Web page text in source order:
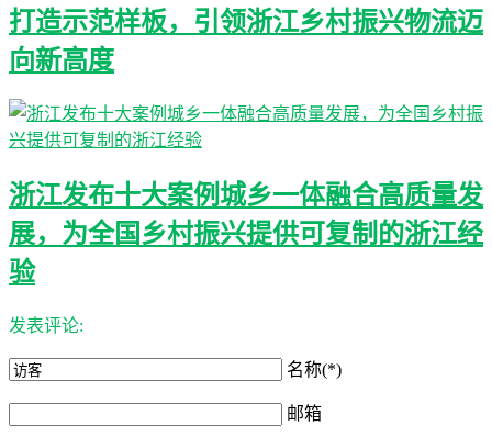
打造示范样板，引领浙江乡村振兴物流迈
向新高度
浙江发布十大案例城乡一体融合高质量发
展，为全国乡村振兴提供可复制的浙江经
验
发表评论:
名称(*)
邮箱